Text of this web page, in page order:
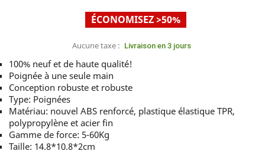
ÉCONOMISEZ >50%
Aucune taxe : Livraison en 3 jours
100% neuf et de haute qualité!
Poignée à une seule main
Conception robuste et robuste
Type: Poignées
Matériau: nouvel ABS renforcé, plastique élastique TPR,
polypropylène et acier fin
Gamme de force: 5-60Kg
Taille: 14.8*10.8*2cm